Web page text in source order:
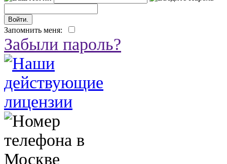
Запомнить меня:
Забыли пароль?